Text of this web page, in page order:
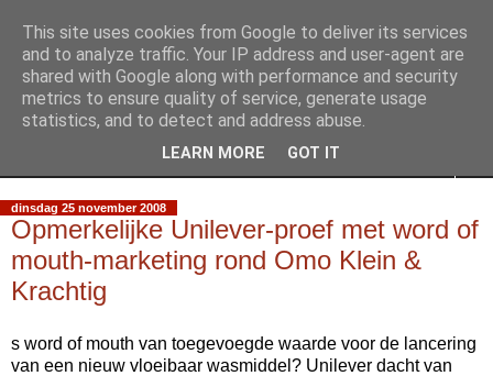
Slimpie Blog
Weblog van Walter Slimmens
dinsdag 25 november 2008
Opmerkelijke Unilever-proef met word of
mouth-marketing rond Omo Klein &
Krachtig
s word of mouth van toegevoegde waarde voor de lancering
van een nieuw vloeibaar wasmiddel? Unilever dacht van
This site uses cookies from Google to deliver its services
and to analyze traffic. Your IP address and user-agent are
shared with Google along with performance and security
metrics to ensure quality of service, generate usage
statistics, and to detect and address abuse.
LEARN MORE GOT IT